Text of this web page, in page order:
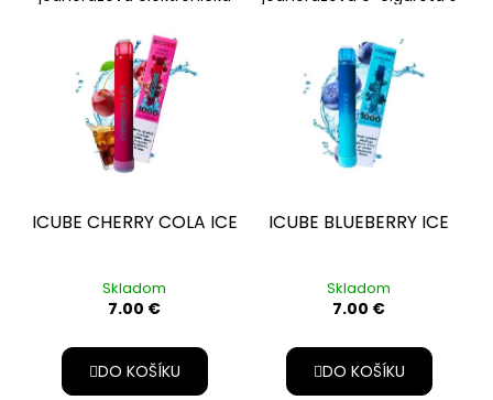
sladkú chuť zrelých jahôd s
o
čučoriedok doplnenou o
osviežujúci ľ
ICUBE CHERRY COLA ICE
Skladom
7.00 €
DO KOŠÍKU
ICUBE BLUEBERRY ICE
Skladom
7.00 €
DO KOŠÍKU